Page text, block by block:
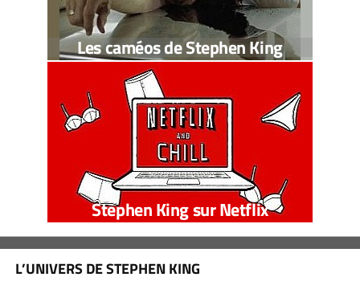
Les caméos de Stephen King
Stephen King sur Netflix
L’UNIVERS DE STEPHEN KING